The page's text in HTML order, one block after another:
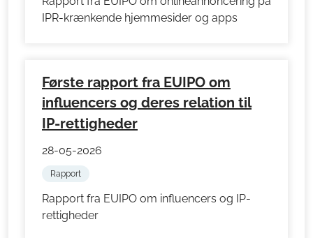
IPR-krænkende hjemmesider og apps
Første rapport fra EUIPO om
influencers og deres relation til
IP-rettigheder
28-05-2026
Rapport
Rapport fra EUIPO om influencers og IP-
rettigheder